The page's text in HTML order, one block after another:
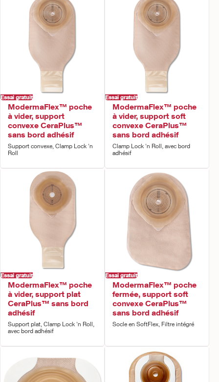
Essai gratuit
ModermaFlex™ poche
à vider, support
convexe CeraPlus™
sans bord adhésif
Support convexe, Clamp Lock 'n
Roll
Essai gratuit
ModermaFlex™ poche
à vider, support soft
convexe CeraPlus™
sans bord adhésif
Clamp Lock 'n Roll, avec bord
adhésif
Essai gratuit
ModermaFlex™ poche
à vider, support plat
CeraPlus™ sans bord
adhésif
Support plat, Clamp Lock 'n Roll,
avec bord adhésif
Essai gratuit
ModermaFlex™ poche
fermée, support soft
convexe CeraPlus™
sans bord adhésif
Socle en SoftFlex, Filtre intégré